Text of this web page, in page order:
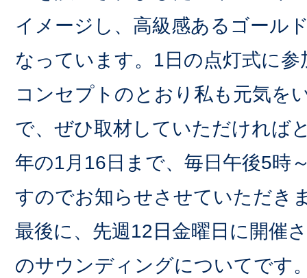
イメージし、高級感あるゴール
なっています。1日の点灯式に
コンセプトのとおり私も元気を
で、ぜひ取材していただければ
年の1月16日まで、毎日午後5時
すのでお知らせさせていただき
最後に、先週12日金曜日に開催
のサウンディングについてです